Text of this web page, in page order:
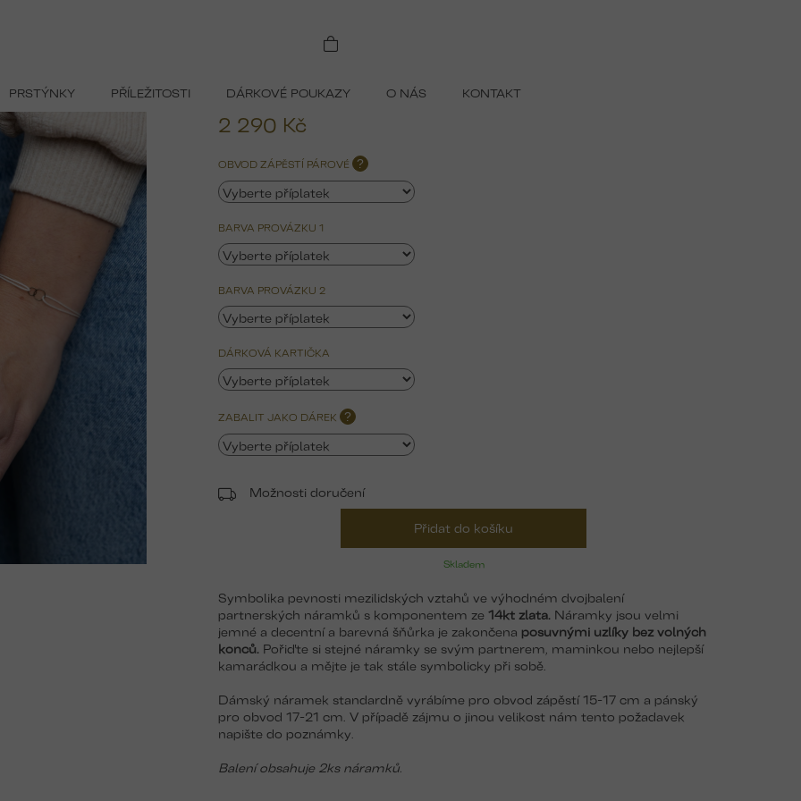
PRSTÝNKY PŘÍLEŽITOSTI DÁRKOVÉ POUKAZY O NÁS KONTAKT
(14kt)
2 290 Kč
cena:
Skladem
OBVOD ZÁPĚSTÍ PÁROVÉ ?
BARVA PROVÁZKU 1
BARVA PROVÁZKU 2
DÁRKOVÁ KARTIČKA
ZABALIT JAKO DÁREK ?
Možnosti doručení
Přidat do košíku
Symbolika pevnosti mezilidských vztahů ve výhodném dvojbalení
partnerských náramků s komponentem ze 14kt zlata. Náramky jsou velmi
jemné a decentní a barevná šňůrka je zakončena posuvnými uzlíky bez volných
konců. Pořiďte si stejné náramky se svým partnerem, maminkou nebo nejlepší
kamarádkou a mějte je tak stále symbolicky při sobě.
Dámský náramek standardně vyrábíme pro obvod zápěstí 15-17 cm a pánský
pro obvod 17-21 cm. V případě zájmu o jinou velikost nám tento požadavek
napište do poznámky.
Balení obsahuje 2ks náramků.